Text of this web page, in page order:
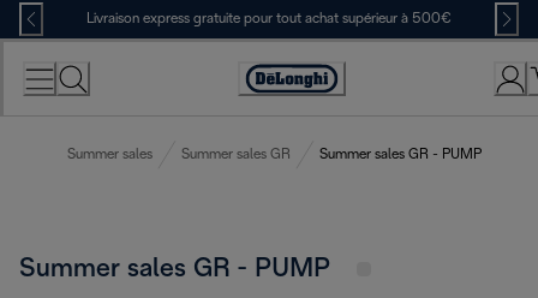
Skip
to
Content
Livraison express gratuite pour tout achat supérieur à 500€
Déclaration
Summer sales Summer sales GR Summer sales GR - PUMP
Summer sales GR - PUMP